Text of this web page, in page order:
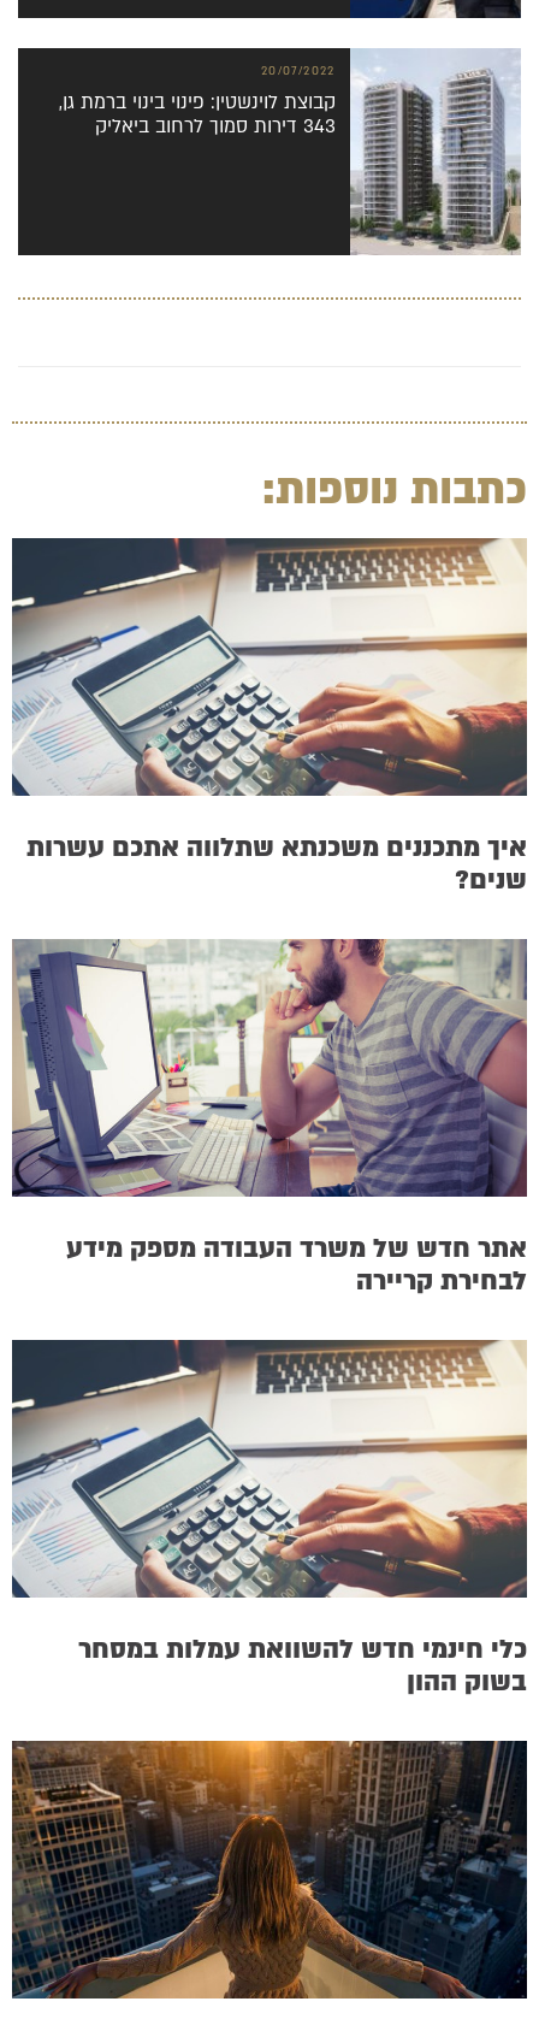
קבוצת לוינשטין: פינוי בינוי ברמת גן,
343 דירות סמוך לרחוב ביאליק
20/07/2022
כתבות נוספות:
איך מתכננים משכנתא שתלווה אתכם עשרות
שנים?
אתר חדש של משרד העבודה מספק מידע
לבחירת קריירה
כלי חינמי חדש להשוואת עמלות במסחר
בשוק ההון